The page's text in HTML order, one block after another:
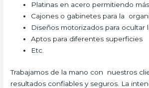
Platinas en acero permitiendo
Cajones o gabinetes para la
Diseños motorizados para ocultar
Aptos para diferentes superficies
Etc.
Trabajamos de la mano con nuestros
resultados confiables y seguros. La